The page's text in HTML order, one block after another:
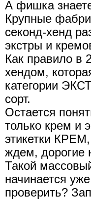
А фишка
Крупные
секонд-хенд
экстры и
Как правило в
хендом,
категории
сорт.
Остается
только крем и
этикетки
ждем, дорогие
Такой
начинается
проверить?